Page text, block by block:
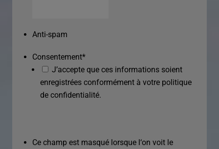
Anti-spam
Consentement*
J’accepte que ces informations soient
enregistrées conformément à votre politique
de confidentialité.
Ce champ est masqué lorsque l‘on voit le